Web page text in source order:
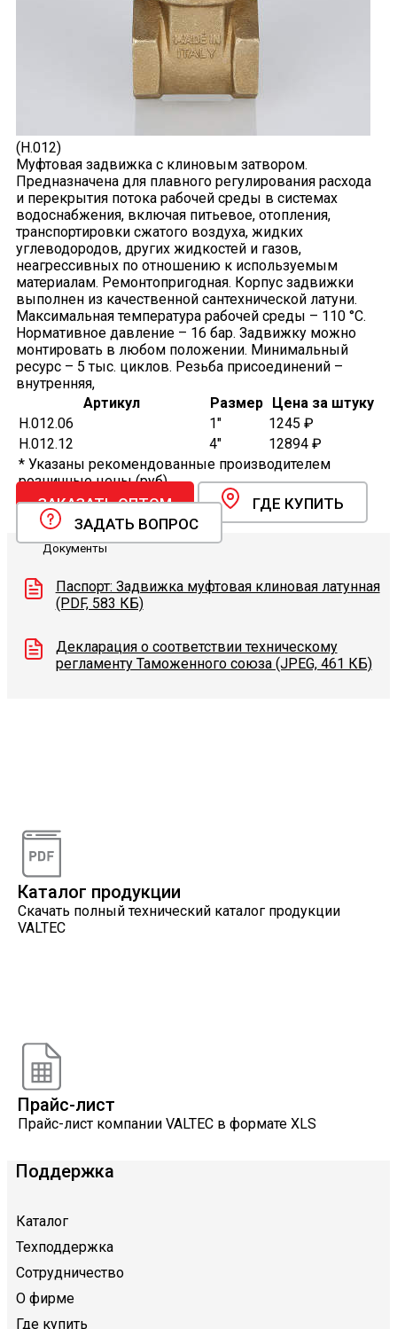
(H.012)
Муфтовая задвижка с клиновым затвором.
Предназначена для плавного регулирования расхода
и перекрытия потока рабочей среды в системах
водоснабжения, включая питьевое, отопления,
транспортировки сжатого воздуха, жидких
углеводородов, других жидкостей и газов,
неагрессивных по отношению к используемым
материалам. Ремонтопригодная. Корпус задвижки
выполнен из качественной сантехнической латуни.
Максимальная температура рабочей среды – 110 °С.
Нормативное давление – 16 бар. Задвижку можно
монтировать в любом положении. Минимальный
ресурс – 5 тыс. циклов. Резьба присоединений –
внутренняя,
Артикул
Размер Цена за штуку
H.012.06
1"
1245 ₽
H.012.12
4"
12894 ₽
* Указаны рекомендованные производителем
розничные цены (руб).
ЗАКАЗАТЬ ОПТОМ
ГДЕ КУПИТЬ
ЗАДАТЬ ВОПРОС
Документы
Паспорт: Задвижка муфтовая клиновая латунная
(PDF, 583 КБ)
Декларация о соответствии техническому
регламенту Таможенного союза (JPEG, 461 КБ)
Каталог продукции
Скачать полный технический каталог продукции
VALTEC
Прайс-лист
Прайс-лист компании VALTEC в формате XLS
Поддержка
Каталог
Техподдержка
Сотрудничество
О фирме
Где купить